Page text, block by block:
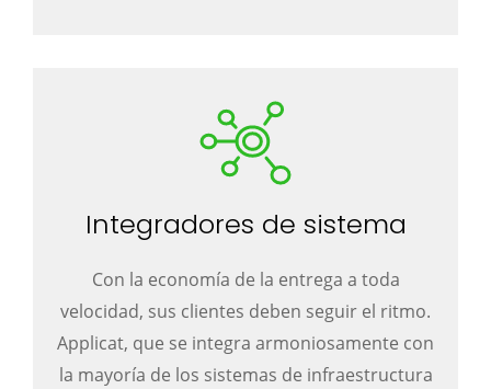
Integradores de sistema
Con la economía de la entrega a toda
velocidad, sus clientes deben seguir el ritmo.
Applicat, que se integra armoniosamente con
la mayoría de los sistemas de infraestructura